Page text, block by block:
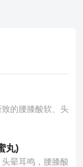
的腰膝酸软、头
丸)
晕耳鸣，腰膝酸